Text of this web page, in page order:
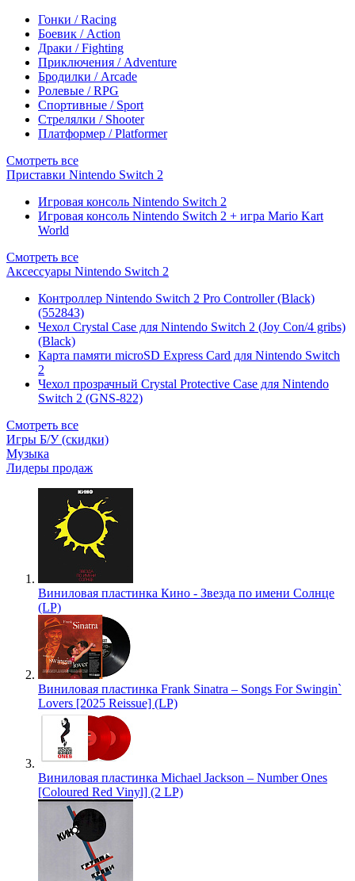
Гонки / Racing
Боевик / Action
Драки / Fighting
Приключения / Adventure
Бродилки / Arcade
Ролевые / RPG
Спортивные / Sport
Стрелялки / Shooter
Платформер / Platformer
Смотреть все
Приставки Nintendo Switch 2
Игровая консоль Nintendo Switch 2
Игровая консоль Nintendo Switch 2 + игра Mario Kart
World
Смотреть все
Аксессуары Nintendo Switch 2
Контроллер Nintendo Switch 2 Pro Controller (Black)
(552843)
Чехол Сrystal Сase для Nintendo Switch 2 (Joy Con/4 gribs)
(Black)
Карта памяти microSD Express Card для Nintendo Switch
2
Чехол прозрачный Crystal Protective Case для Nintendo
Switch 2 (GNS-822)
Смотреть все
Игры Б/У (скидки)
Музыка
Лидеры продаж
Виниловая пластинка Кино - Звезда по имени Солнце
(LP)
Виниловая пластинка Frank Sinatra – Songs For Swingin`
Lovers [2025 Reissue] (LP)
Виниловая пластинка Michael Jackson – Number Ones
[Coloured Red Vinyl] (2 LP)